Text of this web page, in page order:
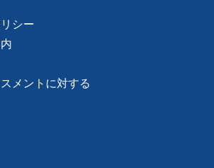
シー
メントに対する